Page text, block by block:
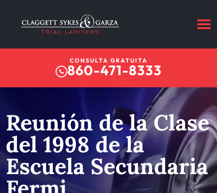
CONSULTA GRATUITA
860-471-8333
Reunión de la Clase
del 1998 de la
Escuela Secundaria